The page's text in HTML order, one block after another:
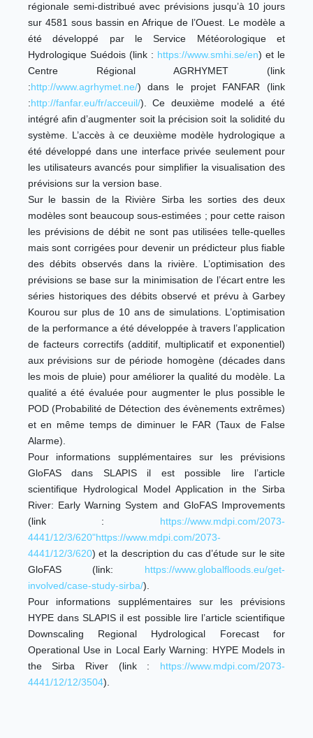
régionale semi-distribué avec prévisions jusqu’à 10 jours
sur 4581 sous bassin en Afrique de l’Ouest. Le modèle a
été développé par le Service Météorologique et
Hydrologique Suédois (link : https://www.smhi.se/en) et le
Centre Régional AGRHYMET (link
:http://www.agrhymet.ne/) dans le projet FANFAR (link
:http://fanfar.eu/fr/acceuil/). Ce deuxième modelé a été
intégré afin d’augmenter soit la précision soit la solidité du
système. L’accès à ce deuxième modèle hydrologique a
été développé dans une interface privée seulement pour
les utilisateurs avancés pour simplifier la visualisation des
prévisions sur la version base.
Sur le bassin de la Rivière Sirba les sorties des deux
modèles sont beaucoup sous-estimées ; pour cette raison
les prévisions de débit ne sont pas utilisées telle-quelles
mais sont corrigées pour devenir un prédicteur plus fiable
des débits observés dans la rivière. L’optimisation des
prévisions se base sur la minimisation de l’écart entre les
séries historiques des débits observé et prévu à Garbey
Kourou sur plus de 10 ans de simulations. L’optimisation
de la performance a été développée à travers l’application
de facteurs correctifs (additif, multiplicatif et exponentiel)
aux prévisions sur de période homogène (décades dans
les mois de pluie) pour améliorer la qualité du modèle. La
qualité a été évaluée pour augmenter le plus possible le
POD (Probabilité de Détection des évènements extrêmes)
et en même temps de diminuer le FAR (Taux de False
Alarme).
Pour informations supplémentaires sur les prévisions
GloFAS dans SLAPIS il est possible lire l’article
scientifique Hydrological Model Application in the Sirba
River: Early Warning System and GloFAS Improvements
(link : https://www.mdpi.com/2073-
4441/12/3/620"https://www.mdpi.com/2073-
4441/12/3/620) et la description du cas d’étude sur le site
GloFAS (link: https://www.globalfloods.eu/get-
involved/case-study-sirba/).
Pour informations supplémentaires sur les prévisions
HYPE dans SLAPIS il est possible lire l’article scientifique
Downscaling Regional Hydrological Forecast for
Operational Use in Local Early Warning: HYPE Models in
the Sirba River (link : https://www.mdpi.com/2073-
4441/12/12/3504).